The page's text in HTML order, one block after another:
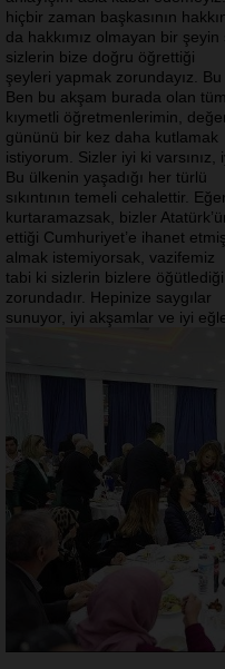
hiçbir zaman başkasının
da hakkımız olmayan bir
sizlerin bize doğru öğrettiği
şeyleri yapmak zorundayız.
Ben bu akşam burada olan tüm
kıymetli öğretmenlerimin,
gününü bir kez daha kutlamak
istiyorum. Sizler iyi ki
Bu ülkenin yaşadığı her türlü
sıkıntının temeli cehalettir.
kurtaramazsak, bizler
ettiği Cumhuriyet’e ihanet
almak istemiyorsak, vazifemiz
tabi ki sizlerin bizlere
zorundadır. Hepinize saygılar
sunuyor, iyi akşamlar ve iyi